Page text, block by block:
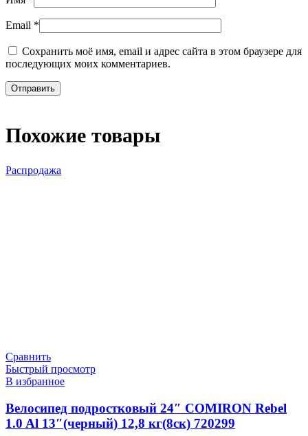
Email *
Сохранить моё имя, email и адрес сайта в этом браузере для
последующих моих комментариев.
Похожие товары
Распродажа
Сравнить
Быстрый просмотр
В избранное
Велосипед подростковый 24″ COMIRON Rebel
1.0 Al 13″(черный) 12,8 кг(8ск) 720299